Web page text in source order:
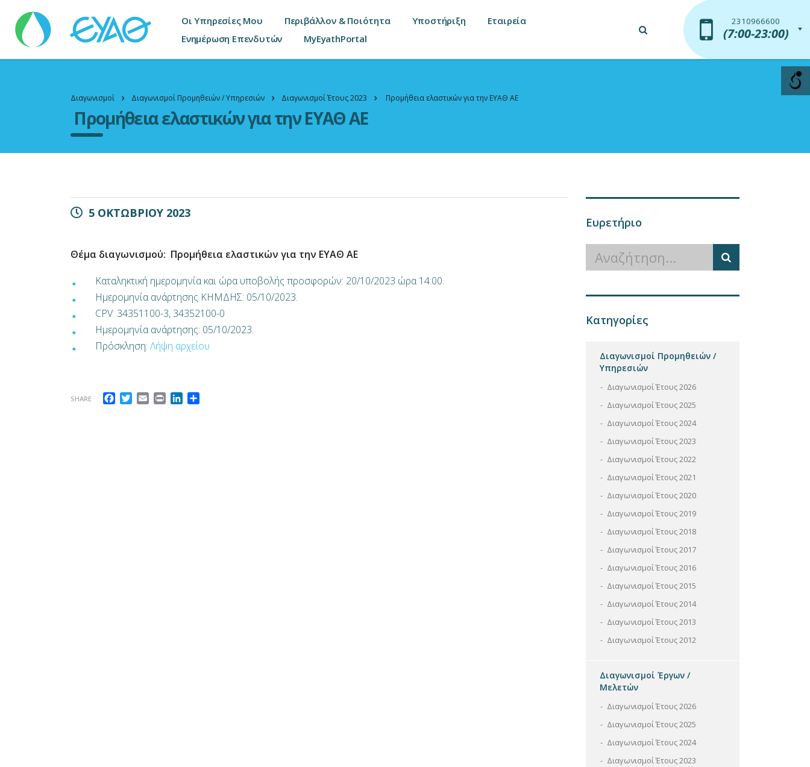
Οι Υπηρεσίες Μου Περιβάλλον & Ποιότητα Υποστήριξη
Εταιρεία
Ενημέρωση Επενδυτών
MyEyathPortal
2310966600
(7:00-23:00)
2310966600
(7:00-23:00)
Διαγωνισμοί Διαγωνισμοί Προμηθειών / Υπηρεσιών Διαγωνισμοί Έτους 2023 Προμήθεια ελαστικών για την ΕΥΑΘ ΑΕ
Προμήθεια ελαστικών για την ΕΥΑΘ ΑΕ
5 ΟΚΤΩΒΡΙΟΥ 2023
Θέμα διαγωνισμού: Προμήθεια ελαστικών για την ΕΥΑΘ ΑΕ
Καταληκτική ημερομηνία και ώρα υποβολής προσφορών: 20/10/2023 ώρα 14:00.
Ημερομηνία ανάρτησης ΚΗΜΔΗΣ: 05/10/2023.
CPV: 34351100-3, 34352100-0
Ημερομηνία ανάρτησης: 05/10/2023.
Πρόσκληση: Λήψη αρχείου
SHARE Facebook
Twitter
EmailPrintLinkedIn
Ευρετήριο
Κατηγορίες
Διαγωνισμοί Προμηθειών /
Υπηρεσιών
Διαγωνισμοί Έτους 2026
Διαγωνισμοί Έτους 2025
Διαγωνισμοί Έτους 2024
Διαγωνισμοί Έτους 2023
Διαγωνισμοί Έτους 2022
Διαγωνισμοί Έτους 2021
Διαγωνισμοί Έτους 2020
Διαγωνισμοί Έτους 2019
Διαγωνισμοί Έτους 2018
Διαγωνισμοί Έτους 2017
Διαγωνισμοί Έτους 2016
Διαγωνισμοί Έτους 2015
Διαγωνισμοί Έτους 2014
Διαγωνισμοί Έτους 2013
Διαγωνισμοί Έτους 2012
Διαγωνισμοί Έργων /
Μελετών
Διαγωνισμοί Έτους 2026
Διαγωνισμοί Έτους 2025
Διαγωνισμοί Έτους 2024
Διαγωνισμοί Έτους 2023